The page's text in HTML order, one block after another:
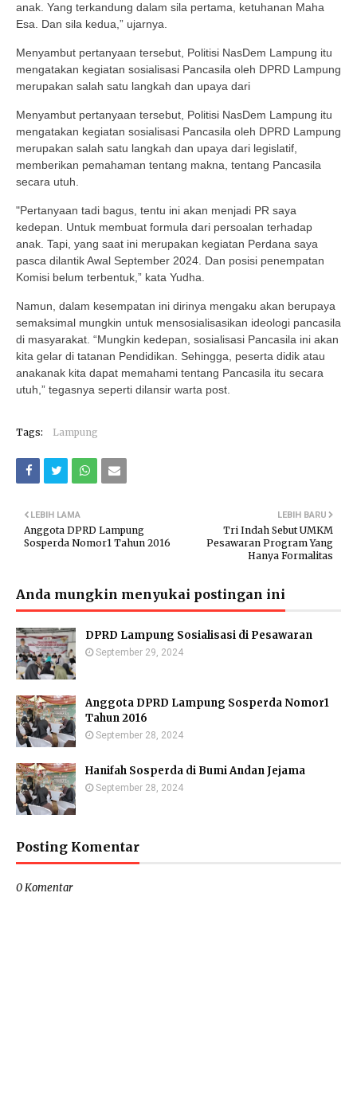
anak. Yang terkandung dalam sila pertama, ketuhanan Maha
Esa. Dan sila kedua,” ujarnya.
Menyambut pertanyaan tersebut, Politisi NasDem Lampung itu
mengatakan kegiatan sosialisasi Pancasila oleh DPRD Lampung
merupakan salah satu langkah dan upaya dari
Menyambut pertanyaan tersebut, Politisi NasDem Lampung itu
mengatakan kegiatan sosialisasi Pancasila oleh DPRD Lampung
merupakan salah satu langkah dan upaya dari legislatif,
memberikan pemahaman tentang makna, tentang Pancasila
secara utuh.
"Pertanyaan tadi bagus, tentu ini akan menjadi PR saya
kedepan. Untuk membuat formula dari persoalan terhadap
anak. Tapi, yang saat ini merupakan kegiatan Perdana saya
pasca dilantik Awal September 2024. Dan posisi penempatan
Komisi belum terbentuk,” kata Yudha.
Namun, dalam kesempatan ini dirinya mengaku akan berupaya
semaksimal mungkin untuk mensosialisasikan ideologi pancasila
di masyarakat. “Mungkin kedepan, sosialisasi Pancasila ini akan
kita gelar di tatanan Pendidikan. Sehingga, peserta didik atau
anakanak kita dapat memahami tentang Pancasila itu secara
utuh,” tegasnya seperti dilansir warta post.
Tags: Lampung
LEBIH BARU
Tri Indah Sebut UMKM
Pesawaran Program Yang
Hanya Formalitas
LEBIH LAMA
Anggota DPRD Lampung
Sosperda Nomor1 Tahun 2016
Anda mungkin menyukai postingan ini
DPRD Lampung Sosialisasi di Pesawaran
September 29, 2024
Anggota DPRD Lampung Sosperda Nomor1
Tahun 2016
September 28, 2024
Hanifah Sosperda di Bumi Andan Jejama
September 28, 2024
Posting Komentar
0 Komentar